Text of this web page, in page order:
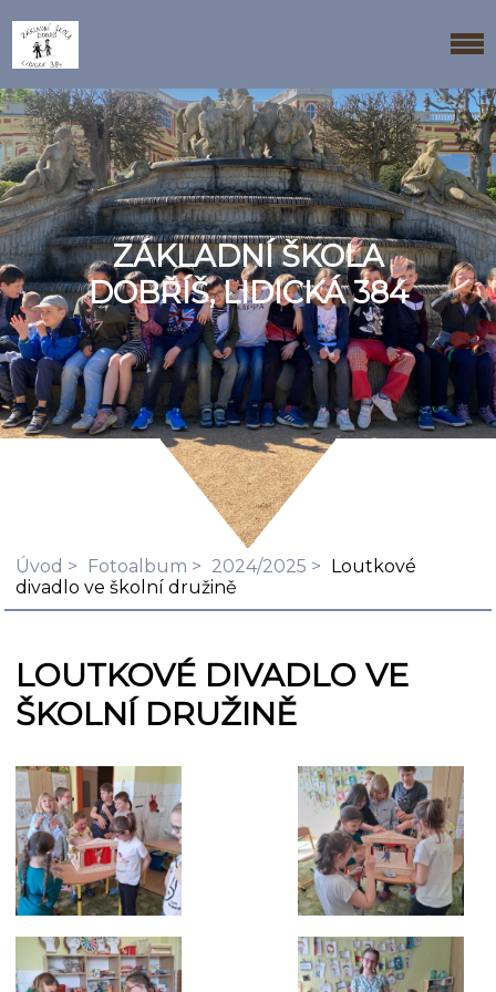
ZÁKLADNÍ ŠKOLA
DOBŘÍŠ, LIDICKÁ 384
Úvod Fotoalbum 2024/2025
Loutkové
divadlo ve školní družině
LOUTKOVÉ DIVADLO VE
ŠKOLNÍ DRUŽINĚ